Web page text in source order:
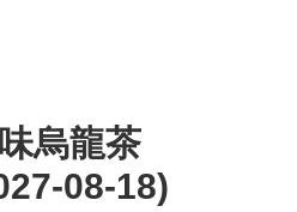
烏龍茶
08-18)